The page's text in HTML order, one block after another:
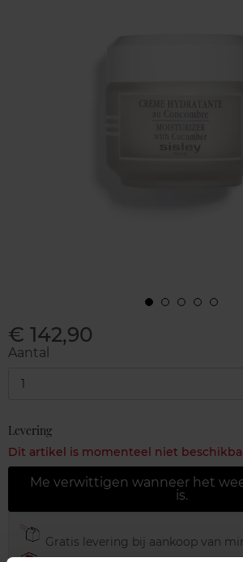
€ 142,90
Aantal
1
Levering
Dit artikel is momenteel niet
Me verwittigen wanneer het
is.
Gratis levering bij aankoop van